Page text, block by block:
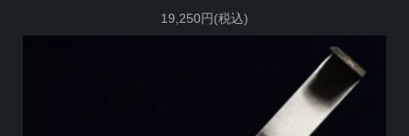
19,250円(税込)